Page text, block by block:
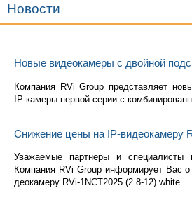
Новости
Новые видеокамеры с двойной
Ком­па­ния RVi Group пред­став­ля­ет
IP-ка­ме­ры пер­вой серии с
Снижение цены на IP-видеокамеру
Ува­жа­е­мые парт­не­ры и спе­ци­а­ли­сты
Ком­па­ния RVi Group ин­фор­ми­ру­ет Вас
део­ка­ме­ру RVi-1NCT2025 (2.8-12) white.